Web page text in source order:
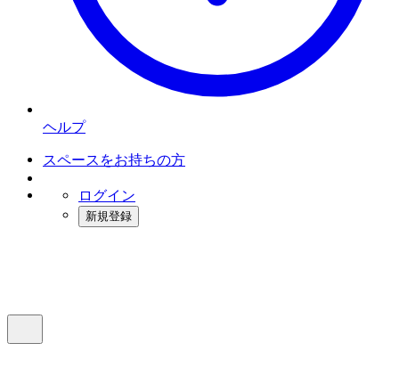
ヘルプ
スペースをお持ちの方
ログイン
新規登録